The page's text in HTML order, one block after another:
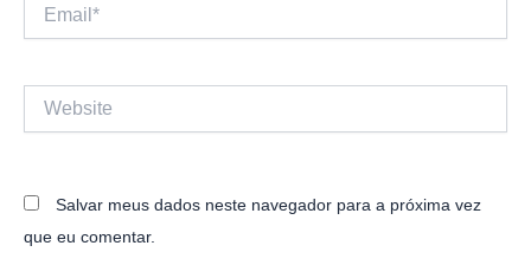
Salvar meus dados neste navegador para a próxima vez
que eu comentar.